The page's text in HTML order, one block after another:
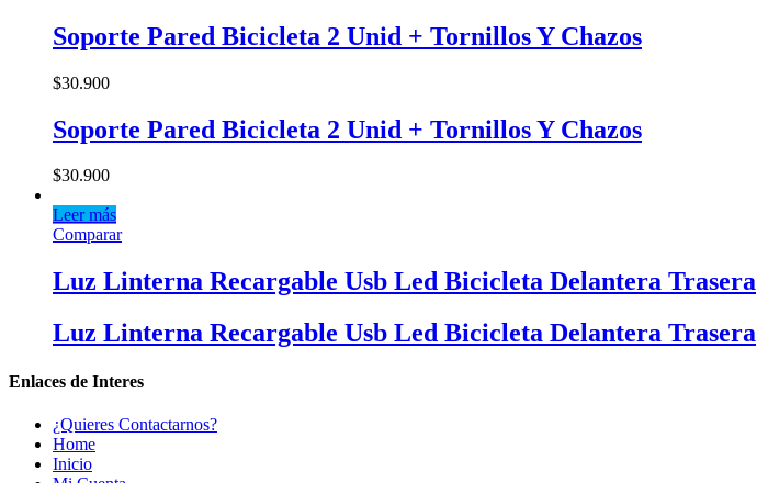
Soporte Pared Bicicleta 2 Unid + Tornillos Y Chazos
$30.900
Soporte Pared Bicicleta 2 Unid + Tornillos Y Chazos
$30.900
Leer más
Comparar
Luz Linterna Recargable Usb Led Bicicleta Delantera Trasera
Luz Linterna Recargable Usb Led Bicicleta Delantera Trasera
Enlaces de Interes
¿Quieres Contactarnos?
Home
Inicio